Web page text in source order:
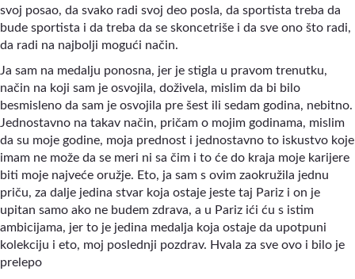
svoj posao, da svako radi svoj deo posla, da sportista treba da
bude sportista i da treba da se skoncetriše i da sve ono što radi,
da radi na najbolji mogući način.
Ja sam na medalju ponosna, jer je stigla u pravom trenutku,
način na koji sam je osvojila, doživela, mislim da bi bilo
besmisleno da sam je osvojila pre šest ili sedam godina, nebitno.
Jednostavno na takav način, pričam o mojim godinama, mislim
da su moje godine, moja prednost i jednostavno to iskustvo koje
imam ne može da se meri ni sa čim i to će do kraja moje karijere
biti moje najveće oružje. Eto, ja sam s ovim zaokružila jednu
priču, za dalje jedina stvar koja ostaje jeste taj Pariz i on je
upitan samo ako ne budem zdrava, a u Pariz ići ću s istim
ambicijama, jer to je jedina medalja koja ostaje da upotpuni
kolekciju i eto, moj poslednji pozdrav. Hvala za sve ovo i bilo je
prelepo